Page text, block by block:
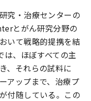
究・治療センターの
とがん研究分野の
いて戦略的提携を結
は、ほぼすべての主
、それらの試料に
アップまで、治療プ
付随している。この